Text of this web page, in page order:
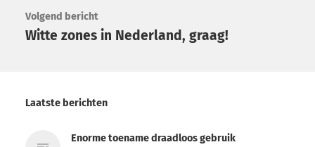
Volgend bericht
Witte zones in Nederland, graag!
Laatste berichten
Enorme toename draadloos gebruik